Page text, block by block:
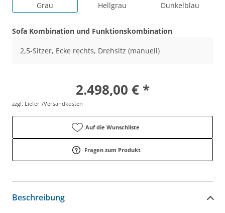
Grau Hellgrau Dunkelblau
Sofa Kombination und Funktionskombination
2,5-Sitzer, Ecke rechts, Drehsitz (manuell)
2.498,00 € *
zzgl. Liefer-/Versandkosten
Auf die Wunschliste
Fragen zum Produkt
Beschreibung